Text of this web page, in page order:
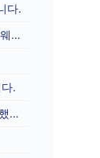
다.
PPTX 파일에서 이미지 추출하는 새 소프트웨어를 배포합니다.
.
마우스 트레이서 1.2.7 버전을 개발 및 배포했습니다.